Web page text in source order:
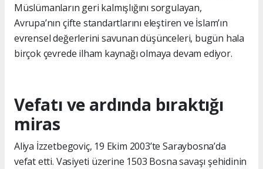
Müslümanların geri kalmışlığını sorgulayan,
Avrupa’nın çifte standartlarını eleştiren ve İslam’ın
evrensel değerlerini savunan düşünceleri, bugün hala
birçok çevrede ilham kaynağı olmaya devam ediyor.
Vefatı ve ardında bıraktığı
miras
Aliya İzzetbegoviç, 19 Ekim 2003’te Saraybosna’da
vefat etti. Vasiyeti üzerine 1503 Bosna savaşı şehidinin